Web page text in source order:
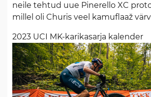
neile tehtud uue Pinerello XC
millel oli Churis veel kamuflaaž
2023 UCI MK-karikasarja kalender